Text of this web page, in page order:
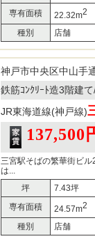
専有面積
22.32m2
種別
店舗
神戸市中央区中山手
鉄筋ｺﾝｸﾘｰﾄ造3階建
JR東海道線(神戸線)
137,500
三宮駅そばの繁華街ビ
は...
坪
7.43坪
専有面積
24.57m2
種別
店舗